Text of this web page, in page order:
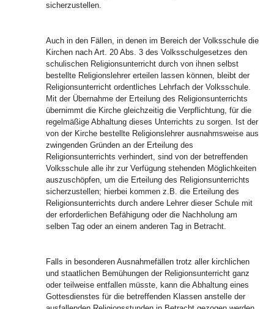
sicherzustellen.
Auch in den Fällen, in denen im Bereich der Volksschule die
Kirchen nach Art. 20 Abs. 3 des Volksschulgesetzes den
schulischen Religionsunterricht durch von ihnen selbst
bestellte Religionslehrer erteilen lassen können, bleibt der
Religionsunterricht ordentliches Lehrfach der Volksschule.
Mit der Übernahme der Erteilung des Religionsunterrichts
übernimmt die Kirche gleichzeitig die Verpflichtung, für die
regelmäßige Abhaltung dieses Unterrichts zu sorgen. Ist der
von der Kirche bestellte Religionslehrer ausnahmsweise aus
zwingenden Gründen an der Erteilung des
Religionsunterrichts verhindert, sind von der betreffenden
Volksschule alle ihr zur Verfügung stehenden Möglichkeiten
auszuschöpfen, um die Erteilung des Religionsunterrichts
sicherzustellen; hierbei kommen z.B. die Erteilung des
Religionsunterrichts durch andere Lehrer dieser Schule mit
der erforderlichen Befähigung oder die Nachholung am
selben Tag oder an einem anderen Tag in Betracht.
Falls in besonderen Ausnahmefällen trotz aller kirchlichen
und staatlichen Bemühungen der Religionsunterricht ganz
oder teilweise entfallen müsste, kann die Abhaltung eines
Gottesdienstes für die betreffenden Klassen anstelle der